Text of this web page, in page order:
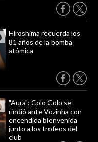
Hiroshima recuerda los
81 años de la bomba
atómica
"Aura": Colo Colo se
rindió ante Vozinha con
encendida bienvenida
junto a los trofeos del
club